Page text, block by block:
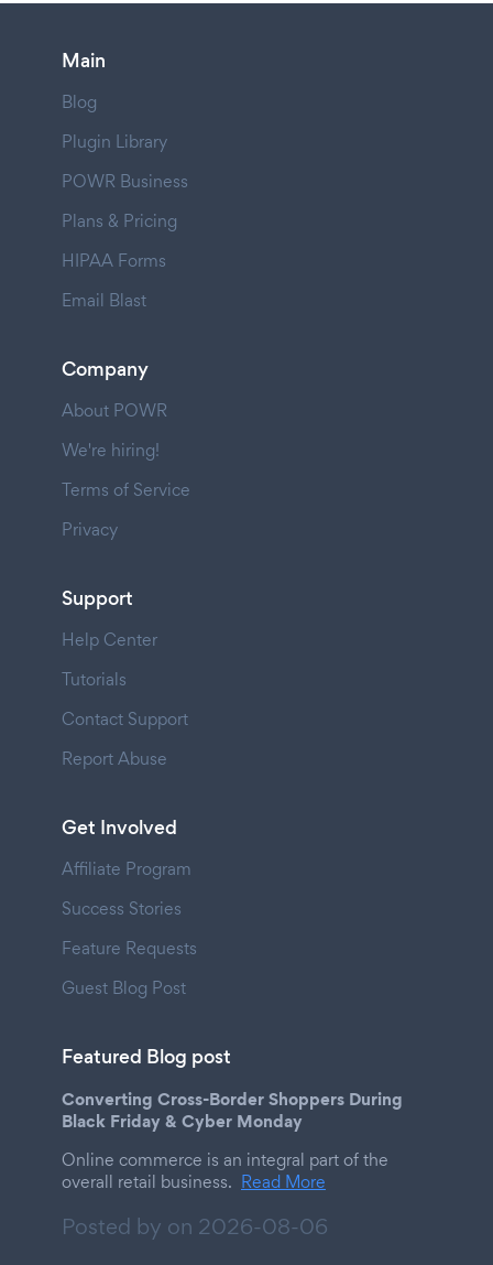
Main
Blog
Plugin Library
POWR Business
Plans & Pricing
HIPAA Forms
Email Blast
Company
About POWR
We're hiring!
Terms of Service
Privacy
Support
Help Center
Tutorials
Contact Support
Report Abuse
Get Involved
Affiliate Program
Success Stories
Feature Requests
Guest Blog Post
Featured Blog post
Converting Cross-Border Shoppers During
Black Friday & Cyber Monday
Online commerce is an integral part of the
overall retail business. Read More
Posted by on 2026-08-06